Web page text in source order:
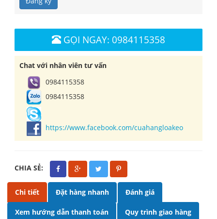
GỌI NGAY: 0984115358
Chat với nhân viên tư vấn
0984115358
0984115358
https://www.facebook.com/cuahangloakeo
CHIA SẺ:
Chi tiết Đặt hàng nhanh Đánh giá
Xem hướng dẫn thanh toán Quy trình giao hàng